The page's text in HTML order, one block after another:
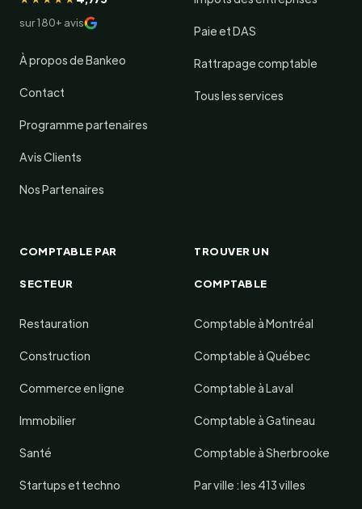
sur 180+ avis
À propos de Bankeo
Contact
Programme partenaires
Avis Clients
Nos Partenaires
Paie et DAS
Rattrapage comptable
Tous les services
COMPTABLE PAR
SECTEUR
Restauration
Construction
Commerce en ligne
Immobilier
Santé
Startups et techno
TROUVER UN
COMPTABLE
Comptable à Montréal
Comptable à Québec
Comptable à Laval
Comptable à Gatineau
Comptable à Sherbrooke
Par ville : les 413 villes